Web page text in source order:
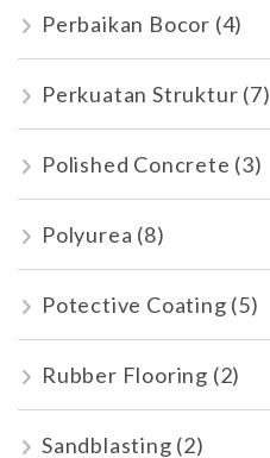
Perbaikan Bocor (4)
Perkuatan Struktur (7)
Polished Concrete (3)
Polyurea (8)
Potective Coating (5)
Rubber Flooring (2)
Sandblasting (2)